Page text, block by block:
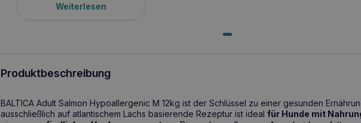
Weiterlesen
Produktbeschreibung
BALTICA Adult Salmon Hypoallergenic M 12kg ist der Schlüssel zu einer gesunden
ausschließlich auf atlantischem Lachs basierende Rezeptur ist ideal für Hunde mit